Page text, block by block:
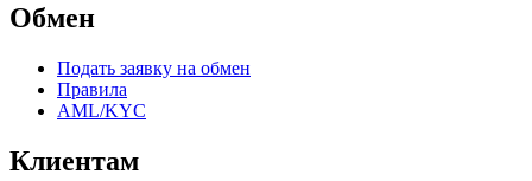
Обмен
Подать заявку на обмен
Правила
AML/KYC
Клиентам